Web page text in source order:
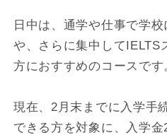
日中は、通学や仕事で学
や、さらに集中してIELTS
方におすすめのコースです
現在、2月末までに入学手
できる方を対象に、入学